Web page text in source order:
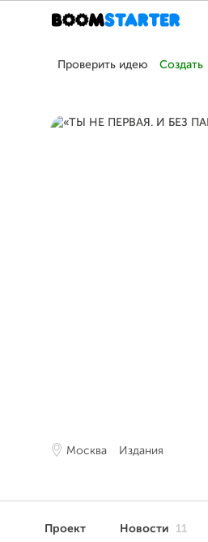
Проверить идею Создать
Москва Издания
Проект Новости 11